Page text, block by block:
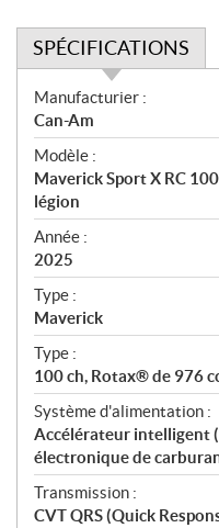
SPÉCIFICATIONS
S
p
é
c
i
f
i
c
a
t
i
o
n
s
Manufacturier :
Can-Am
Modèle :
Maverick Sport X RC
légion
Année :
2025
Type :
Maverick
Type :
100 ch, Rotax® de 976
Système d'alimentation :
Accélérateur intelligent
électronique de
Transmission :
CVT QRS (Quick